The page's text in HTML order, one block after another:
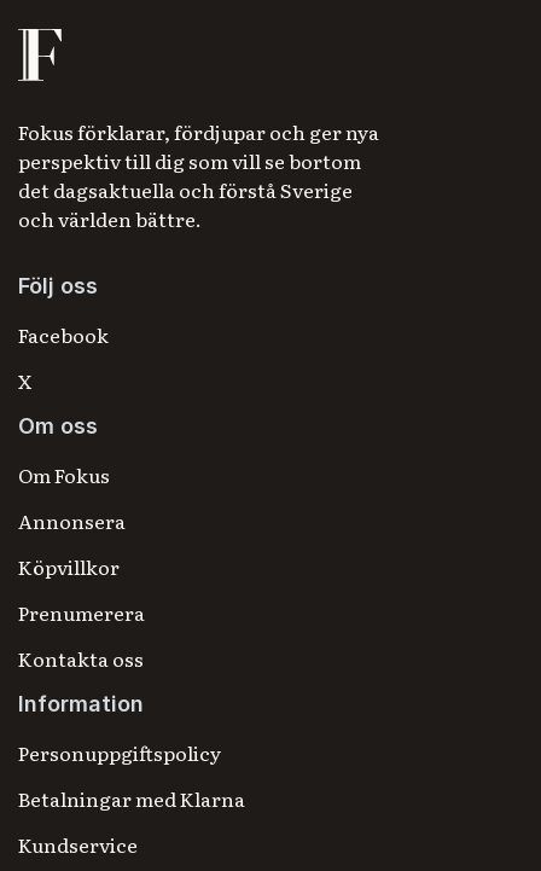
Fokus förklarar, fördjupar och ger nya
perspektiv till dig som vill se bortom
det dagsaktuella och förstå Sverige
och världen bättre.
Följ oss
Facebook
X
Om oss
Om Fokus
Annonsera
Köpvillkor
Prenumerera
Kontakta oss
Information
Personuppgiftspolicy
Betalningar med Klarna
Kundservice